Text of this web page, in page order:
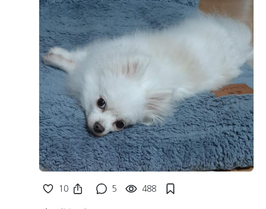
10 5 488